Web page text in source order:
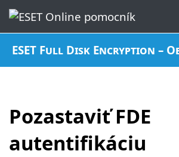
ESET Full Disk Encryption –
Pozastaviť FDE
autentifikáciu